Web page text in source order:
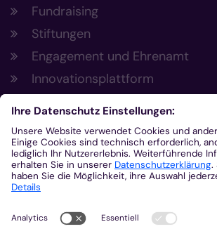
Fundraising
Stiftungen
Engagement und Ehrenamt
Innovationsplattform
Aus der Plattform
Nachrichten
Veranstaltungen
Gottesdienste
Stellenangebote